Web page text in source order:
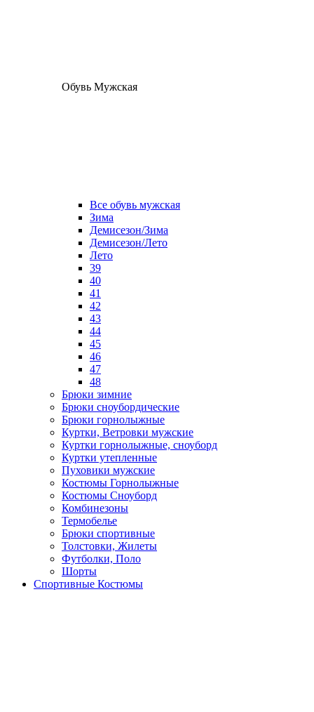
Обувь Мужская
Все обувь мужская
Зима
Демисезон/Зима
Демисезон/Лето
Лето
39
40
41
42
43
44
45
46
47
48
Брюки зимние
Брюки сноубордические
Брюки горнолыжные
Куртки, Ветровки мужские
Куртки горнолыжные, сноуборд
Куртки утепленные
Пуховики мужские
Костюмы Горнолыжные
Костюмы Сноуборд
Комбинезоны
Термобелье
Брюки спортивные
Толстовки, Жилеты
Футболки, Поло
Шорты
Спортивные Костюмы